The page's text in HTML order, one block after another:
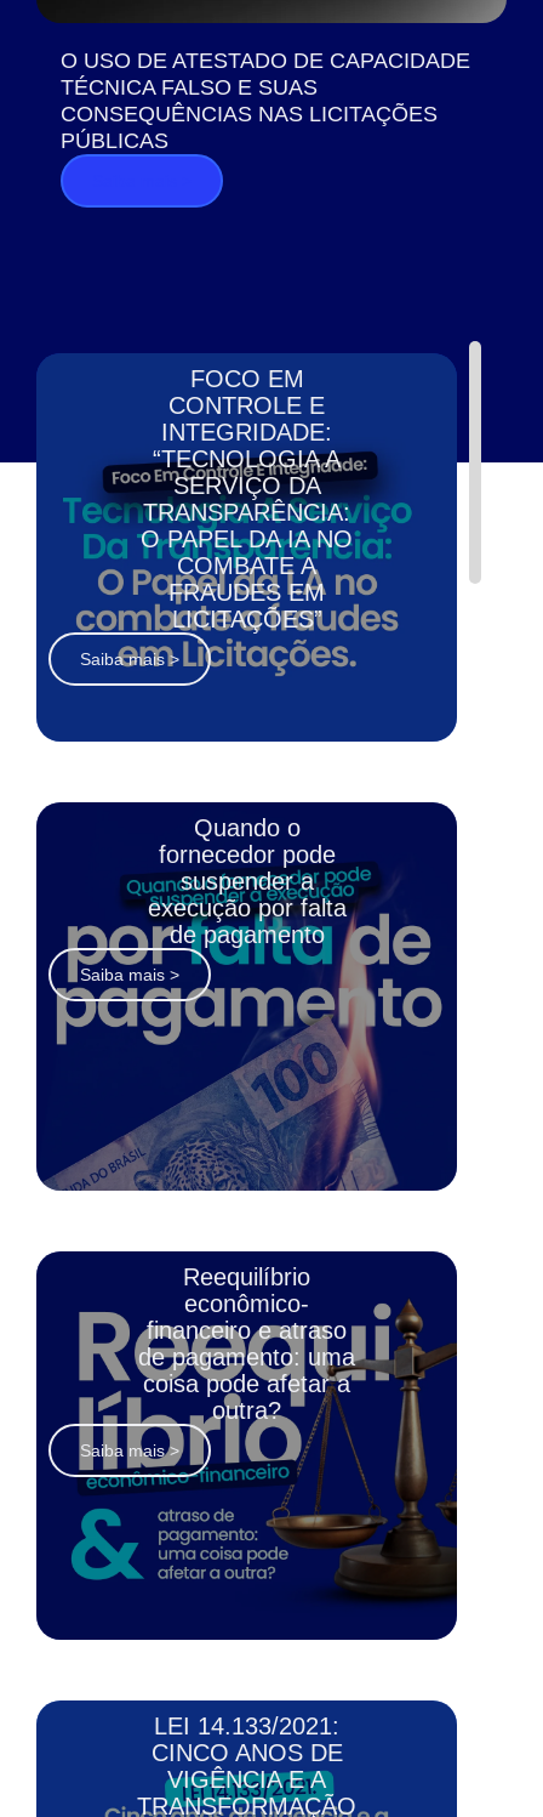
O USO DE ATESTADO DE CAPACIDADE
TÉCNICA FALSO E SUAS
CONSEQUÊNCIAS NAS LICITAÇÕES
PÚBLICAS
FOCO EM
CONTROLE E
INTEGRIDADE:
“TECNOLOGIA A
SERVIÇO DA
TRANSPARÊNCIA:
O PAPEL DA IA NO
COMBATE A
FRAUDES EM
LICITAÇÕES”
Saiba mais >
Quando o
fornecedor pode
suspender a
execução por falta
de pagamento
Saiba mais >
Reequilíbrio
econômico-
financeiro e atraso
de pagamento: uma
coisa pode afetar a
outra?
Saiba mais >
LEI 14.133/2021:
CINCO ANOS DE
VIGÊNCIA E A
TRANSFORMAÇÃO